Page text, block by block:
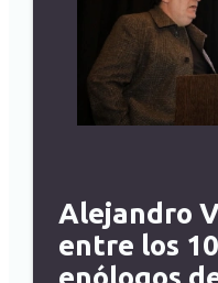
Alejandro
entre los
enólogos